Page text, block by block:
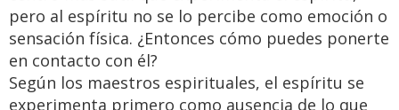
pero al espíritu no se lo percibe como emoción o
sensación física. ¿Entonces cómo puedes ponerte
en contacto con él?
Según los maestros espirituales, el espíritu se
experimenta primero como ausencia de lo que